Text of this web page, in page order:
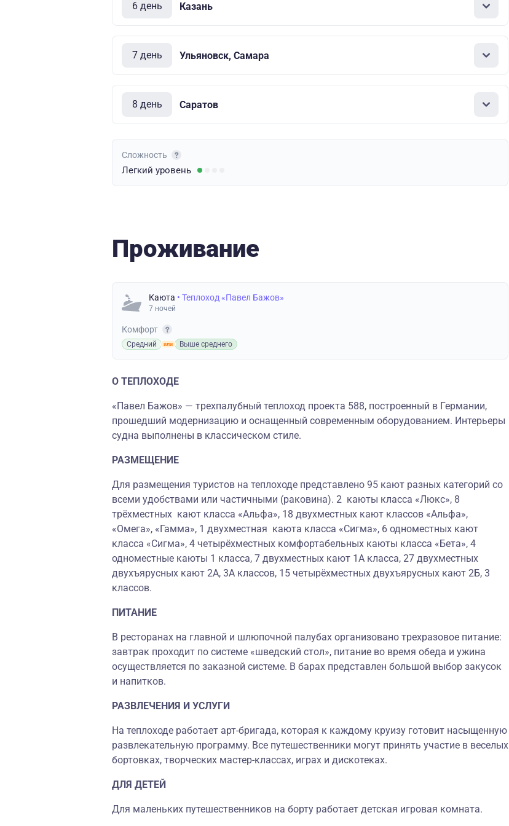
6 день Казань
7 день Ульяновск, Самара
8 день Саратов
Сложность
Легкий уровень
Проживание
Каюта • Теплоход «Павел Бажов»
7 ночей
Комфорт
Средний Выше среднего
О ТЕПЛОХОДЕ
«Павел Бажов» — трехпалубный теплоход проекта 588, построенный в Германии,
прошедший модернизацию и оснащенный современным оборудованием. Интерьеры
судна выполнены в классическом стиле.
РАЗМЕЩЕНИЕ
Для размещения туристов на теплоходе представлено 95 кают разных категорий со
всеми удобствами или частичными (раковина). 2 каюты класса «Люкс», 8
трёхместных кают класса «Альфа», 18 двухместных кают классов «Альфа»,
«Омега», «Гамма», 1 двухместная каюта класса «Сигма», 6 одноместных кают
класса «Сигма», 4 четырёхместных комфортабельных каюты класса «Бета», 4
одноместные каюты 1 класса, 7 двухместных кают 1А класса, 27 двухместных
двухъярусных кают 2А, 3А классов, 15 четырёхместных двухъярусных кают 2Б, 3
классов.
ПИТАНИЕ
В ресторанах на главной и шлюпочной палубах организовано трехразовое питание:
завтрак проходит по системе «шведский стол», питание во время обеда и ужина
осуществляется по заказной системе. В барах представлен большой выбор закусок
и напитков.
РАЗВЛЕЧЕНИЯ И УСЛУГИ
На теплоходе работает арт-бригада, которая к каждому круизу готовит насыщенную
развлекательную программу. Все путешественники могут принять участие в веселых
бортовках, творческих мастер-классах, играх и дискотеках.
ДЛЯ ДЕТЕЙ
Для маленьких путешественников на борту работает детская игровая комната.